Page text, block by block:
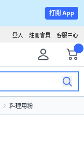
打開 App
客服中心
註冊會員
登入
料理用粉